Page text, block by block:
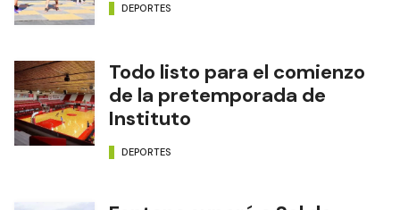
DEPORTES
Todo listo para el comienzo
de la pretemporada de
Instituto
DEPORTES